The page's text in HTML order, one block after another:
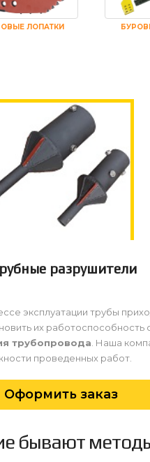
ЛОПАТКИ
разрушители
эксплуатации трубы
их
трубопровода. Наша
проведенных работ.
Оформить заказ
бывают